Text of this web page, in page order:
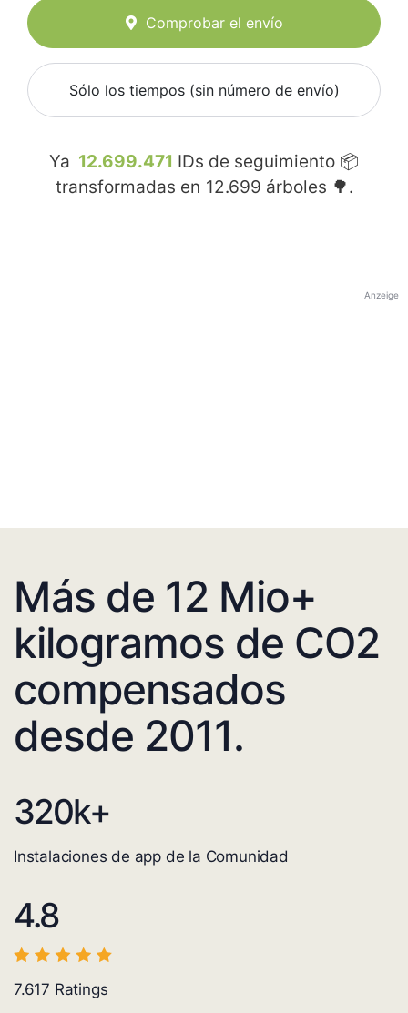
Comprobar el envío
Sólo los tiempos (sin número de envío)
Ya 12.699.471 IDs de seguimiento 📦
transformadas en 12.699 árboles 🌳.
Anzeige
Más de 12 Mio+
kilogramos de CO2
compensados
desde 2011.
320k+
Instalaciones de app de la Comunidad
4.8
7.617 Ratings